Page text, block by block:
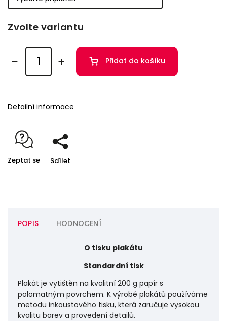
Zvolte variantu
Přidat do košíku
Detailní informace
Zeptat se Sdílet
POPIS HODNOCENÍ
O tisku plakátu
Standardní tisk
Plakát je vytištěn na kvalitní 200 g papír s
polomatným povrchem. K výrobě plakátů používáme
metodu inkoustového tisku, která zaručuje vysokou
kvalitu barev a provedení detailů.